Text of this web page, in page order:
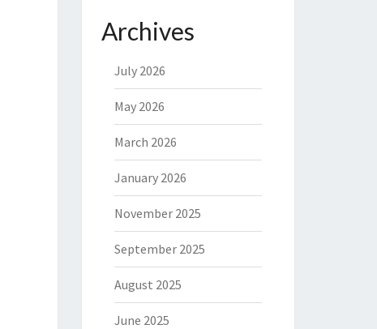
Archives
July 2026
May 2026
March 2026
January 2026
November 2025
September 2025
August 2025
June 2025